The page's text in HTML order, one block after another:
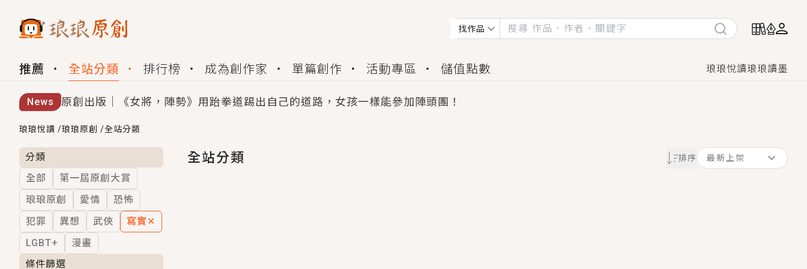
找作品
推薦 全站分類 排行榜 成為創作家 單篇創作 活動專區 儲值點數 琅琅悅讀琅琅讀墨
News 原創出版｜《女將，陣勢》用跆拳道踢出自己的道路，女孩一樣能參加陣頭團！
創,作家招募｜華文小說創作首選！有機會獲得豐富廣宣資源、專屬服務與獨享福利！
小編心動書單｜《離婚你提的，二婚嫁大佬，你哭什麼？》追妻火葬場！前夫失憶移情別戀，她頭也不回找新歡，他居然還後悔了？
GL｜《夏日與檸檬與重疊世界》炎熱的夏日、檸檬的香氣、互相愛慕的兩位少女，今夏最推純愛GL漫畫！
BL｜《費洛蒙中毒》救命！特殊費洛蒙體質世界觀，無法抗拒的吸引力，已中毒Σ>―(〃°ω°〃)♡→
OMG你嚇到我了｜《陰陽鬼店》上班族買了房子模型，但現實中買下的竟是屬於他的停屍櫃？！
言情｜《國語推行員》每個人心中都有一個連自己也無法改變的永恆， 他的一生將不由自主追逐著她……
琅琅悅讀 /琅琅原創 /全站分類
分類
全部
第一屆原創大賞
琅琅原創
愛情
恐怖
犯罪
異想 武俠 寫實✕
LGBT+
漫畫
條件篩選
全站分類 排序 最新上架